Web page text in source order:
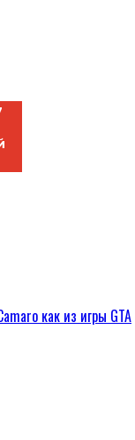
как из игры GTA